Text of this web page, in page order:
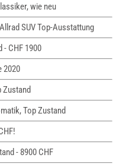
wie neu
SUV Top-Ausstattung
- CHF 1900
2020
Zustand
Top Zustand
- 8900 CHF